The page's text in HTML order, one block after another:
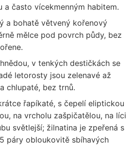
často vícekmenným habitem.
a bohatě větvený kořenový
mělce pod povrch půdy, bez
v tenkých destičkách se
letorosty jsou zelenavé až
chlupaté, bez trnů.
řapíkaté, s čepelí eliptickou
na vrcholu zašpičatělou, na líci
světlejší; žilnatina je zpeřená s
páry obloukovitě sbíhavých